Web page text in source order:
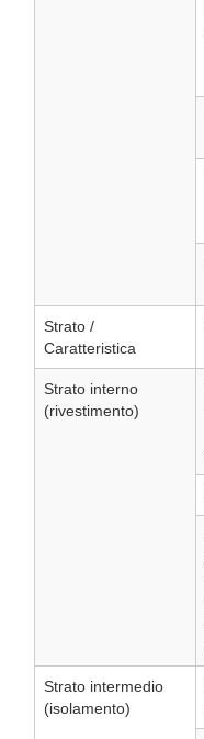
Strato /
Caratteristica
Strato interno
(rivestimento)
Strato intermedio
(isolamento)